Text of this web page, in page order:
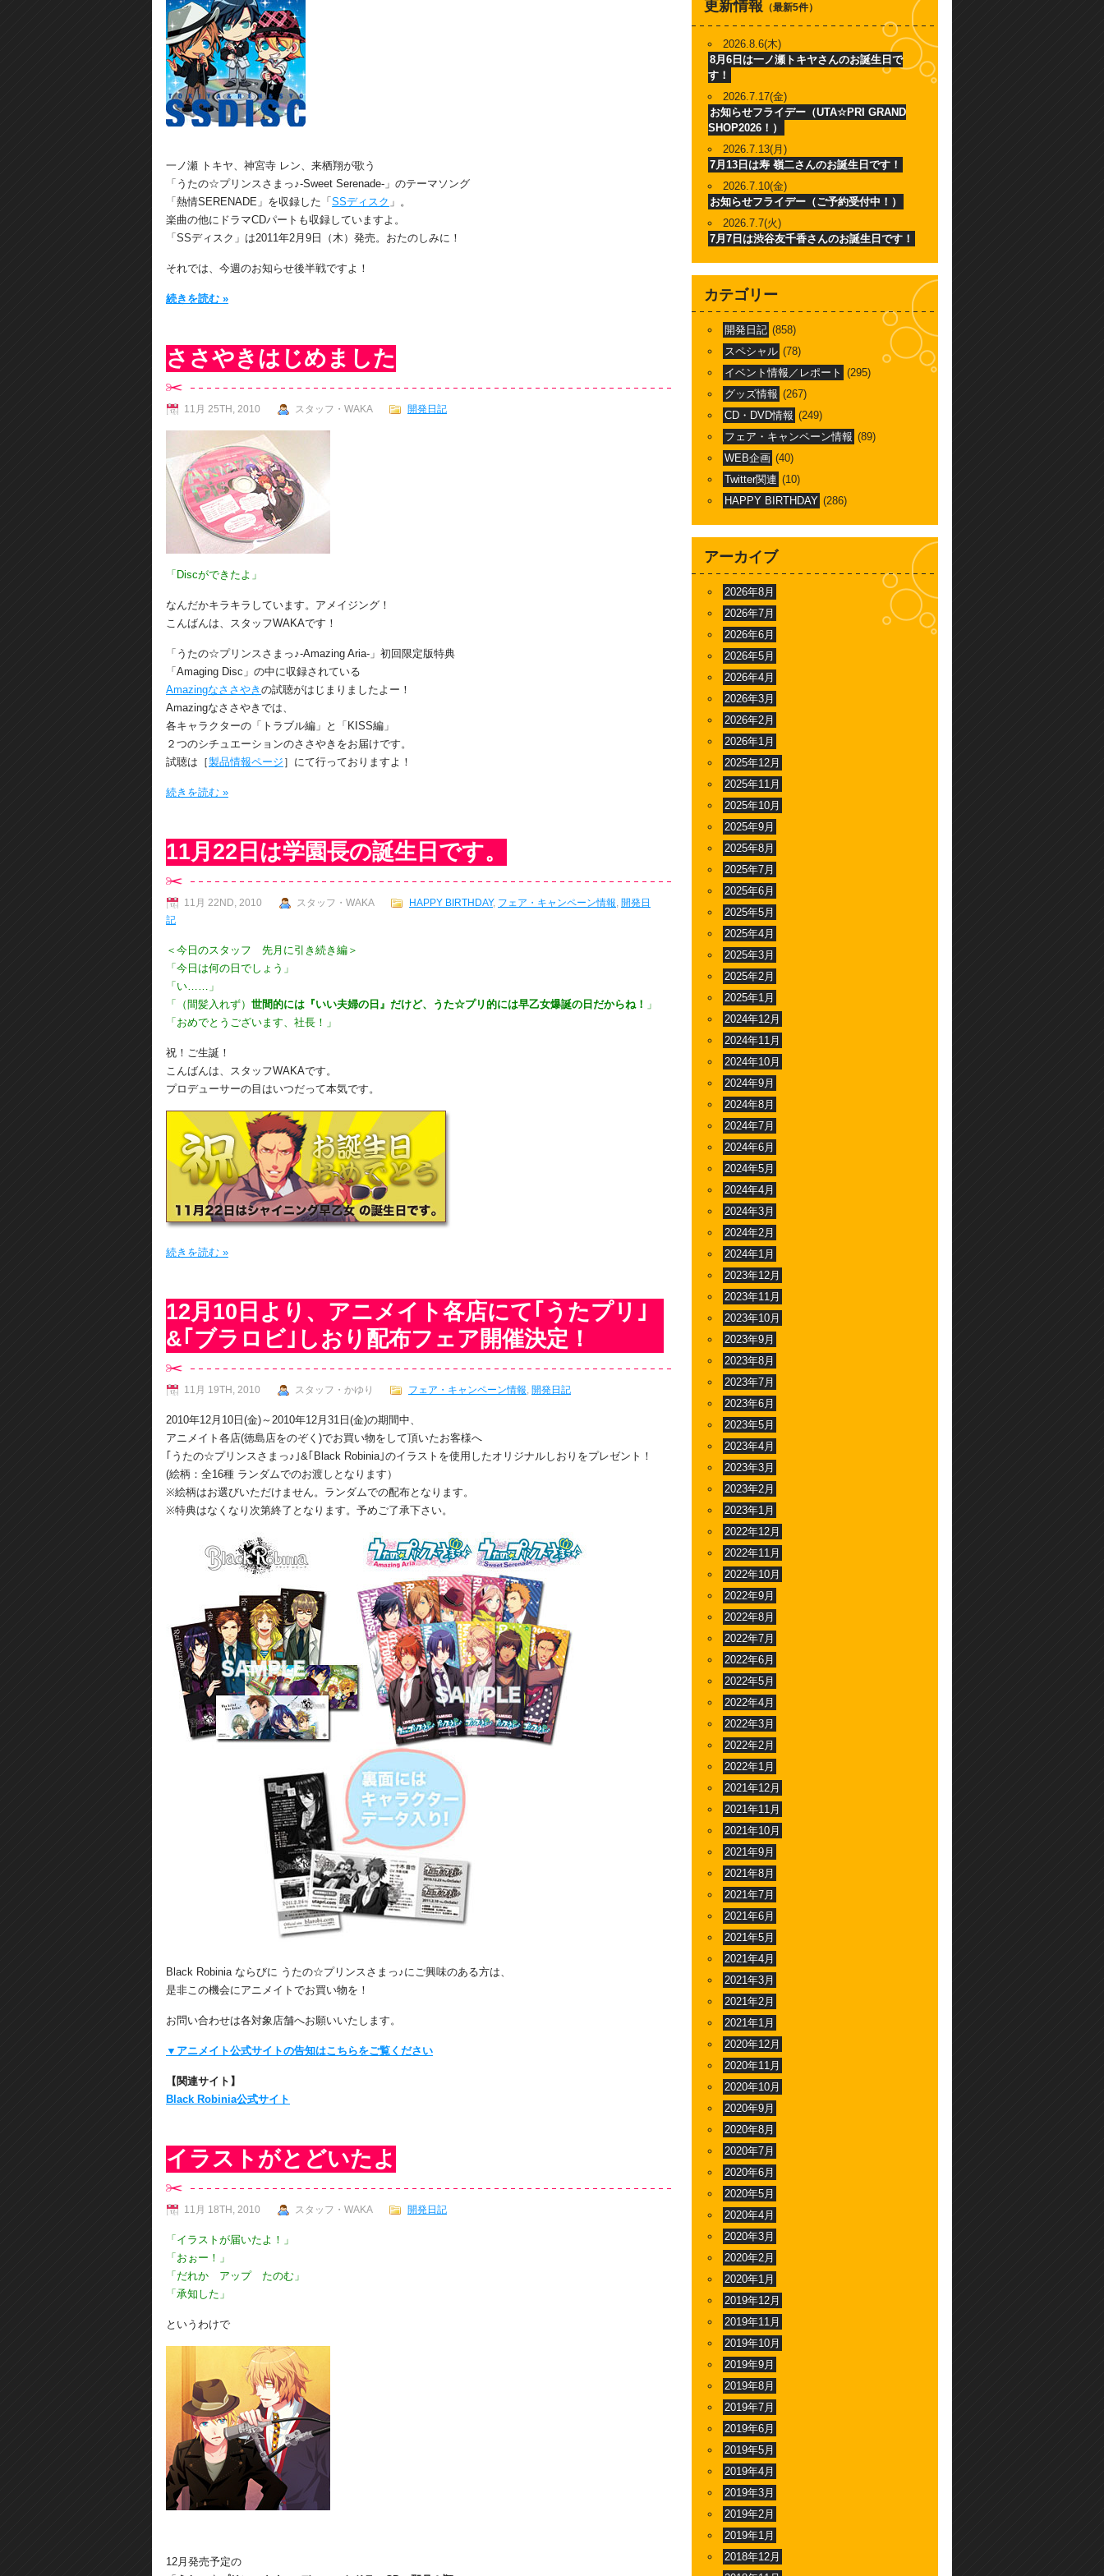
一ノ瀬 トキヤ、神宮寺 レン、来栖翔が歌う
「うたの☆プリンスさまっ♪-Sweet Serenade-」のテーマソング
「熱情SERENADE」を収録した「 SSディスク 」。
楽曲の他にドラマCDパートも収録していますよ。
「SSディスク」は2011年2月9日（木）発売。おたのしみに！
それでは、今週のお知らせ後半戦ですよ！
続きを読む »
ささやきはじめました
11月 25TH, 2010 スタッフ・WAKA 開発日記
「Discができたよ」
なんだかキラキラしています。アメイジング！
こんばんは、スタッフWAKAです！
「うたの☆プリンスさまっ♪-Amazing Aria-」初回限定版特典
「Amaging Disc」の中に収録されている
Amazingなささやき の試聴がはじまりましたよー！
Amazingなささやきでは、
各キャラクターの「トラブル編」と「KISS編」
２つのシチュエーションのささやきをお届けです。
試聴は［製品情報ページ ］にて行っておりますよ！
続きを読む »
11月22日は学園長の誕生日です。
11月 22ND, 2010 スタッフ・WAKA HAPPY BIRTHDAY, フェア・キャンペーン情報, 開発日
記
＜今日のスタッフ 先月に引き続き編＞
「今日は何の日でしょう」
「い……」
「（間髪入れず） 世間的には『いい夫婦の日』だけど、うた☆プリ的には早乙女爆誕の日だからね！ 」
「おめでとうございます、社長！」
祝！ご生誕！
こんばんは、スタッフWAKAです。
プロデューサーの目はいつだって本気です。
続きを読む »
12月10日より、アニメイト各店にて｢うたプリ｣
&｢ブラロビ｣しおり配布フェア開催決定！
11月 19TH, 2010 スタッフ・かゆり フェア・キャンペーン情報, 開発日記
2010年12月10日(金)～2010年12月31日(金)の期間中、
アニメイト各店(徳島店をのぞく)でお買い物をして頂いたお客様へ
｢うたの☆プリンスさまっ♪｣&｢Black Robinia｣のイラストを使用したオリジナルしおりをプレゼント！
(絵柄：全16種 ランダムでのお渡しとなります）
※絵柄はお選びいただけません。ランダムでの配布となります。
※特典はなくなり次第終了となります。予めご了承下さい。
Black Robinia ならびに うたの☆プリンスさまっ♪にご興味のある方は、
是非この機会にアニメイトでお買い物を！
お問い合わせは各対象店舗へお願いいたします。
▼アニメイト公式サイトの告知はこちらをご覧ください
【関連サイト】
Black Robinia公式サイト
イラストがとどいたよ
11月 18TH, 2010 スタッフ・WAKA 開発日記
「イラストが届いたよ！」
「おぉー！」
「だれか アップ たのむ」
「承知した」
というわけで
12月発売予定の
更新情報 （最新5件）
2026.8.6(木)
8月6日は一ノ瀬トキヤさんのお誕生日で
す！
2026.7.17(金)
お知らせフライデー（UTA☆PRI GRAND
SHOP2026！）
2026.7.13(月)
7月13日は寿 嶺二さんのお誕生日です！
2026.7.10(金)
お知らせフライデー（ご予約受付中！）
2026.7.7(火)
7月7日は渋谷友千香さんのお誕生日です！
カテゴリー
開発日記 (858)
スペシャル (78)
イベント情報／レポート (295)
グッズ情報 (267)
CD・DVD情報 (249)
フェア・キャンペーン情報 (89)
WEB企画 (40)
Twitter関連 (10)
HAPPY BIRTHDAY (286)
アーカイブ
2026年8月
2026年7月
2026年6月
2026年5月
2026年4月
2026年3月
2026年2月
2026年1月
2025年12月
2025年11月
2025年10月
2025年9月
2025年8月
2025年7月
2025年6月
2025年5月
2025年4月
2025年3月
2025年2月
2025年1月
2024年12月
2024年11月
2024年10月
2024年9月
2024年8月
2024年7月
2024年6月
2024年5月
2024年4月
2024年3月
2024年2月
2024年1月
2023年12月
2023年11月
2023年10月
2023年9月
2023年8月
2023年7月
2023年6月
2023年5月
2023年4月
2023年3月
2023年2月
2023年1月
2022年12月
2022年11月
2022年10月
2022年9月
2022年8月
2022年7月
2022年6月
2022年5月
2022年4月
2022年3月
2022年2月
2022年1月
2021年12月
2021年11月
2021年10月
2021年9月
2021年8月
2021年7月
2021年6月
2021年5月
2021年4月
2021年3月
2021年2月
2021年1月
2020年12月
2020年11月
2020年10月
2020年9月
2020年8月
2020年7月
2020年6月
2020年5月
2020年4月
2020年3月
2020年2月
2020年1月
2019年12月
2019年11月
2019年10月
2019年9月
2019年8月
2019年7月
2019年6月
2019年5月
2019年4月
2019年3月
2019年2月
2019年1月
2018年12月